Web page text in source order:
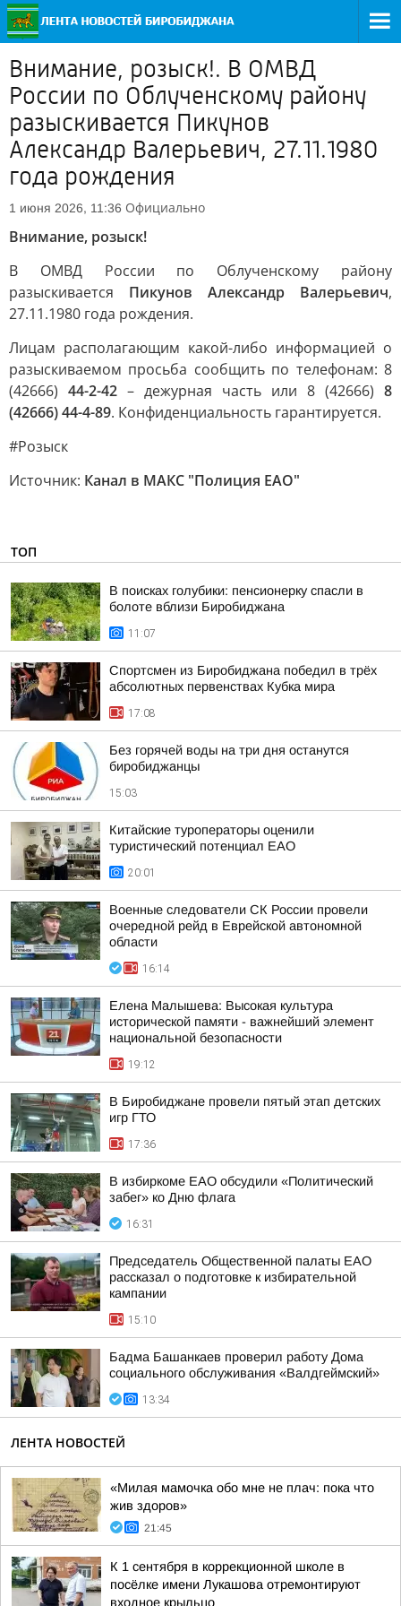
Внимание, розыск!. В ОМВД
России по Облученскому району
разыскивается Пикунов
Александр Валерьевич, 27.11.1980
года рождения
1 июня 2026, 11:36 Официально
Внимание, розыск!
В ОМВД России по Облученскому району
разыскивается Пикунов Александр Валерьевич,
27.11.1980 года рождения.
Лицам располагающим какой-либо информацией о
разыскиваемом просьба сообщить по телефонам: 8
(42666) 44-2-42 – дежурная часть или 8 (42666) 8
(42666) 44-4-89. Конфиденциальность гарантируется.
#Розыск
Источник: Канал в МАКС "Полиция ЕАО"
ТОП
В поисках голубики: пенсионерку спасли в
болоте вблизи Биробиджана
11:07
Спортсмен из Биробиджана победил в трёх
абсолютных первенствах Кубка мира
17:08
Без горячей воды на три дня останутся
биробиджанцы
15:03
Китайские туроператоры оценили
туристический потенциал ЕАО
20:01
Военные следователи СК России провели
очередной рейд в Еврейской автономной
области
16:14
Елена Малышева: Высокая культура
исторической памяти - важнейший элемент
национальной безопасности
19:12
В Биробиджане провели пятый этап детских
игр ГТО
17:36
В избиркоме ЕАО обсудили «Политический
забег» ко Дню флага
16:31
Председатель Общественной палаты ЕАО
рассказал о подготовке к избирательной
кампании
15:10
Бадма Башанкаев проверил работу Дома
социального обслуживания «Валдгеймский»
13:34
ЛЕНТА НОВОСТЕЙ
«Милая мамочка обо мне не плач: пока что
жив здоров»
21:45
К 1 сентября в коррекционной школе в
посёлке имени Лукашова отремонтируют
входное крыльцо